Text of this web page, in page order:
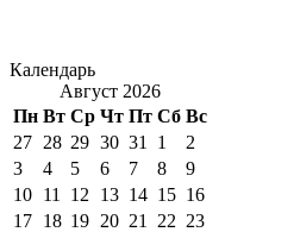
Календарь
Август 2026
Пн Вт Ср Чт Пт Сб Вс
27 28 29 30 31 1
2
3
4 5 6 7 8
9
10 11 12 13 14 15 16
17 18 19 20 21 22 23